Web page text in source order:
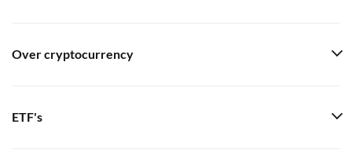
Over cryptocurrency
ETF's